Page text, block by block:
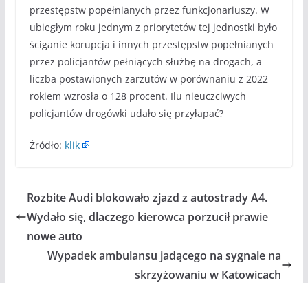
przestępstw popełnianych przez funkcjonariuszy. W
ubiegłym roku jednym z priorytetów tej jednostki było
ściganie korupcja i innych przestępstw popełnianych
przez policjantów pełniących służbę na drogach, a
liczba postawionych zarzutów w porównaniu z 2022
rokiem wzrosła o 128 procent. Ilu nieuczciwych
policjantów drogówki udało się przyłapać?
Źródło: klik
Rozbite Audi blokowało zjazd z autostrady A4.
Wydało się, dlaczego kierowca porzucił prawie
nowe auto
Wypadek ambulansu jadącego na sygnale na
skrzyżowaniu w Katowicach